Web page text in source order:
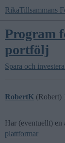
RikaTillsammans
Program
portfölj
Spara och investera
RobertK (Robert)
Har (eventuellt)
plattformar